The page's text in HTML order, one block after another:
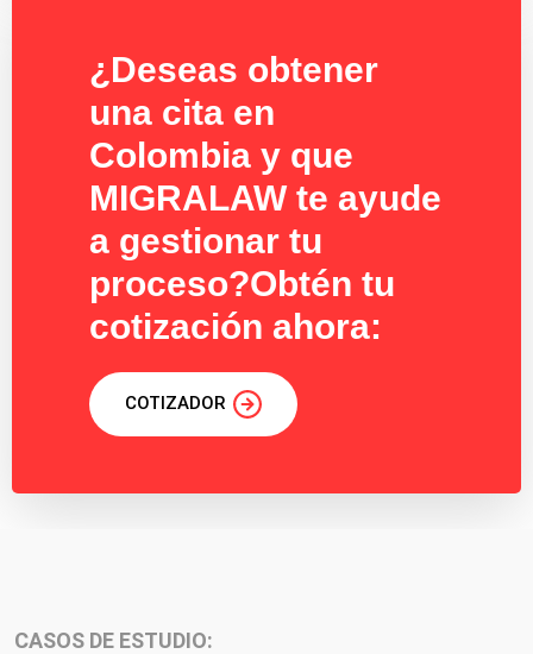
¿Deseas obtener
una cita en
Colombia y que
MIGRALAW te ayude
a gestionar tu
proceso?Obtén tu
cotización ahora:
COTIZADOR
CASOS DE ESTUDIO: